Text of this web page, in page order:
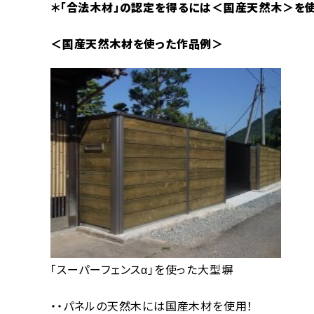
＊「合法木材」の認定を得るには＜国産天然木＞を
＜国産天然木材を使った作品例＞
「スーパーフェンスα」を使った大型塀
・・パネルの天然木には国産木材を使用！